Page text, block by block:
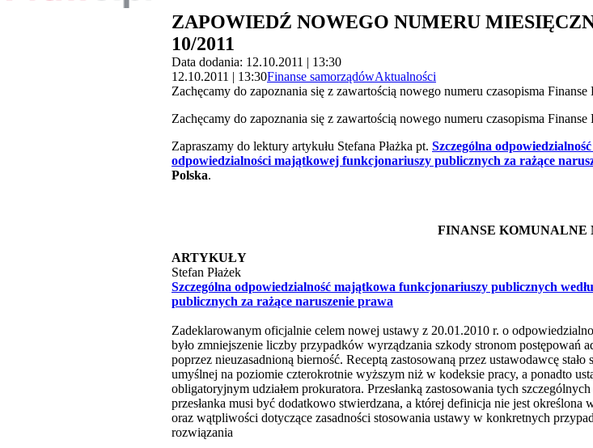
ZAPOWIEDŹ NOWEGO NUMERU
10/2011
Data dodania: 12.10.2011 | 13:30
12.10.2011 | 13:30Finanse samorządówAktualności
Zachęcamy do zapoznania się z zawartością nowego numeru czasopisma
Zachęcamy do zapoznania się z zawartością nowego numeru czasopisma Finanse
Zapraszamy do lektury artykułu Stefana Płażka pt. Szczególna
odpowiedzialności majątkowej funkcjonariuszy publicznych za rażące
Polska.
FINANSE KOMUNALNE
ARTYKUŁY
Stefan Płażek
Szczególna odpowiedzialność majątkowa funkcjonariuszy publicznych
publicznych za rażące naruszenie prawa
Zadeklarowanym oficjalnie celem nowej ustawy z 20.01.2010 r. o
było zmniejszenie liczby przypadków wyrządzania szkody stronom postępowań
poprzez nieuzasadnioną bierność. Receptą zastosowaną przez ustawodawcę
umyślnej na poziomie czterokrotnie wyższym niż w kodeksie pracy, a ponadto
obligatoryjnym udziałem prokuratora. Przesłanką zastosowania tych
przesłanka musi być dodatkowo stwierdzana, a której definicja nie jest
oraz wątpliwości dotyczące zasadności stosowania ustawy w konkretnych
rozwiązania